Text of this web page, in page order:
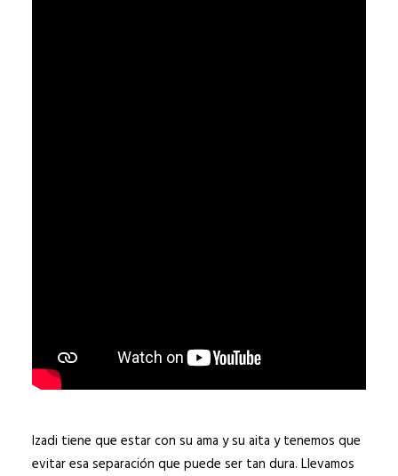
Izadi tiene que estar con su ama y su aita y tenemos que
evitar esa separación que puede ser tan dura. Llevamos